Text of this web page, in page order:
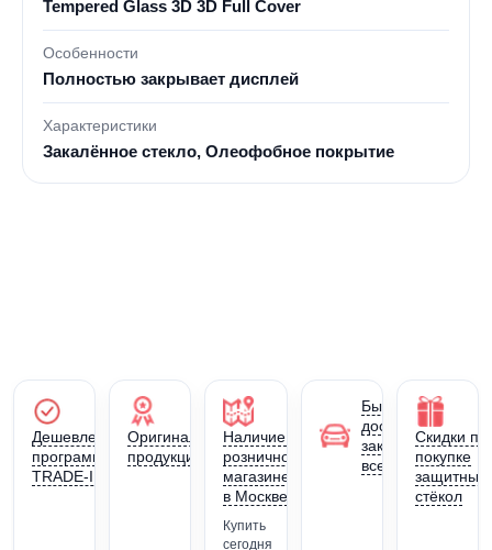
Tempered Glass 3D 3D Full Cover
Особенности
Полностью закрывает дисплей
Характеристики
Закалённое стекло, Олеофобное покрытие
Дешевле по
программе
TRADE-IN
Оригинальная
продукция JSK
Наличие в
розничном
магазине
в Москве
Купить
сегодня
Быстрая
доставка
заказа по
всей России
Скидки
покупке
защитных
стёкол